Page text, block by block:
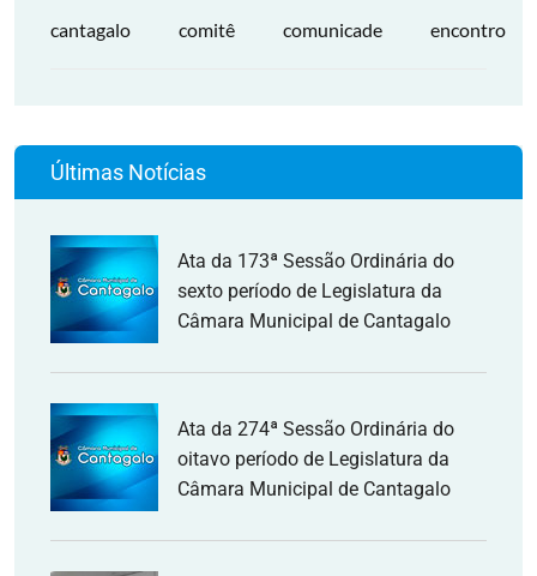
cantagalo comitê comunicade encontro
Últimas Notícias
Ata da 173ª Sessão Ordinária do
sexto período de Legislatura da
Câmara Municipal de Cantagalo
Ata da 274ª Sessão Ordinária do
oitavo período de Legislatura da
Câmara Municipal de Cantagalo